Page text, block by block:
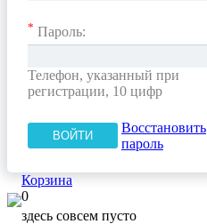
* Пароль:
Телефон, указанный при
регистрации, 10 цифр
Восстановить
пароль
Корзина
0
здесь совсем пусто